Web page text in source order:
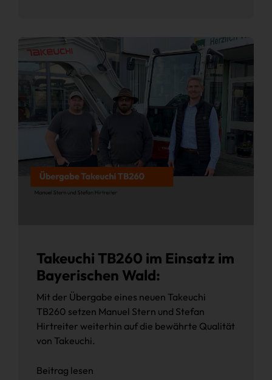
Takeuchi TB260 im Einsatz im
Bayerischen Wald:
Mit der Übergabe eines neuen Takeuchi
TB260 setzen Manuel Stern und Stefan
Hirtreiter weiterhin auf die bewährte Qualität
von Takeuchi.
Beitrag lesen